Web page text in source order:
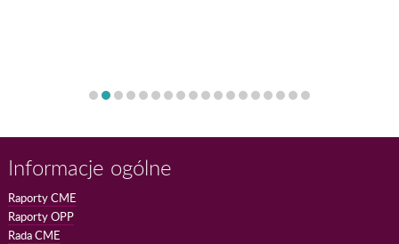
Informacje ogólne
Raporty CME
Raporty OPP
Rada CME